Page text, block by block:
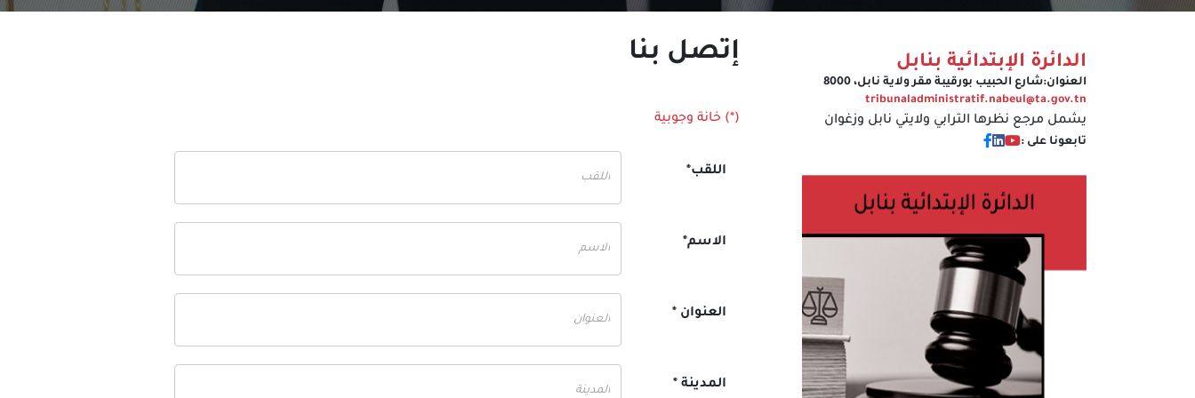
الدائرة الإبتدائية بنابل
العنوان:شارع الحبيب بورقيبة مقر ولاية نابل، 8000
tribunaladministratif.nabeul@ta.gov.tn
يشمل مرجع نظرها الترابي ولايتي نابل وزغوان
تابعونا على :
إتصل بنا
(*) خانة وجوبية
اللقب*
الاسم*
العنوان *
المدينة *